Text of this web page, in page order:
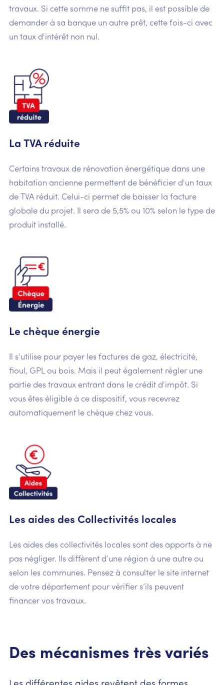
travaux. Si cette somme ne suffit pas, il est possible de
demander à sa banque un autre prêt, cette fois-ci avec
un taux d'intérêt non nul.
La TVA réduite
Certains travaux de rénovation énergétique dans une
habitation ancienne permettent de bénéficier d'un taux
de TVA réduit. Celui-ci permet de baisser la facture
globale du projet. Il sera de 5,5% ou 10% selon le type de
produit installé.
Le chèque énergie
Il s'utilise pour payer les factures de gaz, électricité,
fioul, GPL ou bois. Mais il peut également régler une
partie des travaux entrant dans le crédit d'impôt. Si
vous êtes éligible à ce dispositif, vous recevrez
automatiquement le chèque chez vous.
Les aides des Collectivités locales
Les aides des collectivités locales sont des apports à ne
pas négliger. Ils diffèrent d’une région à une autre ou
selon les communes. Pensez à consulter le site internet
de votre département pour vérifier s’ils peuvent
financer vos travaux.
Des mécanismes très variés